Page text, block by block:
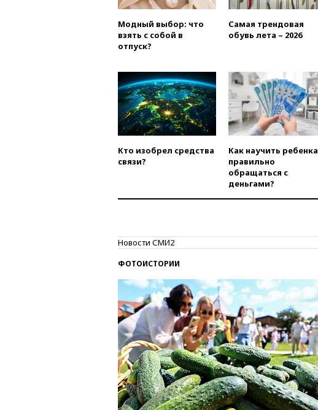
Модный выбор: что
взять с собой в
отпуск?
Самая трендовая
обувь лета – 2026
Кто изобрел средства
связи?
Как научить ребенка
правильно
обращаться с
деньгами?
Новости СМИ2
ФОТОИСТОРИИ